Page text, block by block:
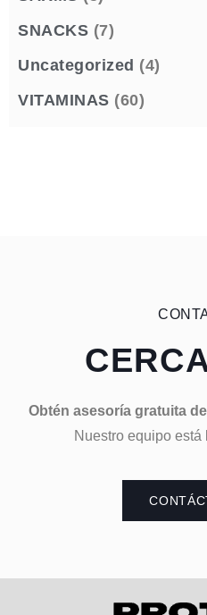
SNACKS (7)
Uncategorized (4)
VITAMINAS (60)
Obtén asesoría gratuita
Nuestro equipo está